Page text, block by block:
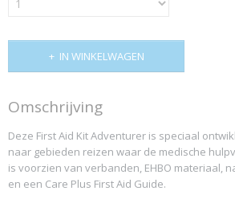
IN WINKELWAGEN
Omschrijving
Deze First Aid Kit Adventurer is speciaal
naar gebieden reizen waar de medische
is voorzien van verbanden, EHBO materiaal,
en een Care Plus First Aid Guide.